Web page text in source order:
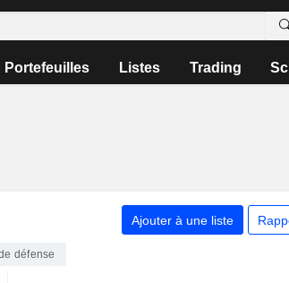
Portefeuilles Listes Trading
Ajouter à une liste
défense